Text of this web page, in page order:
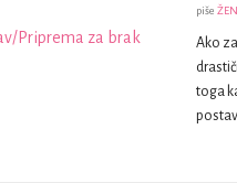
piše
Ako
toga